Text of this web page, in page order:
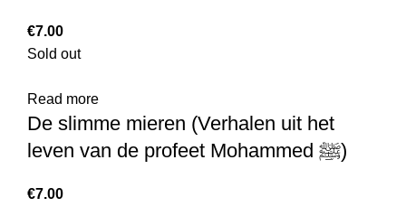
€7.00
Sold out
Read more
De slimme mieren (Verhalen uit het
leven van de profeet Mohammed ﷺ)
€7.00